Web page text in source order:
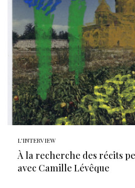
L'INTERVIEW
À la recherche des récits
avec Camille Lévêque